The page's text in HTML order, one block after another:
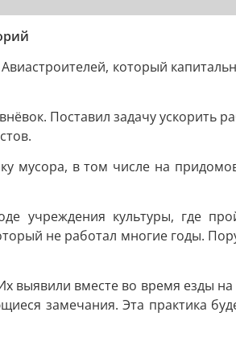
который
Поставил задачу ускорить
мусора, в том числе на
учреждения культуры, где
не работал многие годы.
выявили вместе во время езды на
замечания. Эта практика